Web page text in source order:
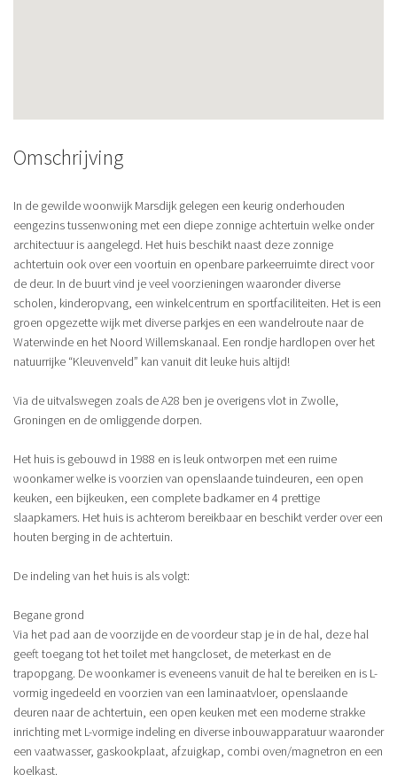
Omschrijving
In de gewilde woonwijk Marsdijk gelegen een keurig onderhouden
eengezins tussenwoning met een diepe zonnige achtertuin welke onder
architectuur is aangelegd. Het huis beschikt naast deze zonnige
achtertuin ook over een voortuin en openbare parkeerruimte direct voor
de deur. In de buurt vind je veel voorzieningen waaronder diverse
scholen, kinderopvang, een winkelcentrum en sportfaciliteiten. Het is een
groen opgezette wijk met diverse parkjes en een wandelroute naar de
Waterwinde en het Noord Willemskanaal. Een rondje hardlopen over het
natuurrijke “Kleuvenveld” kan vanuit dit leuke huis altijd!
Via de uitvalswegen zoals de A28 ben je overigens vlot in Zwolle,
Groningen en de omliggende dorpen.
Het huis is gebouwd in 1988 en is leuk ontworpen met een ruime
woonkamer welke is voorzien van openslaande tuindeuren, een open
keuken, een bijkeuken, een complete badkamer en 4 prettige
slaapkamers. Het huis is achterom bereikbaar en beschikt verder over een
houten berging in de achtertuin.
De indeling van het huis is als volgt:
Begane grond
Via het pad aan de voorzijde en de voordeur stap je in de hal, deze hal
geeft toegang tot het toilet met hangcloset, de meterkast en de
trapopgang. De woonkamer is eveneens vanuit de hal te bereiken en is L-
vormig ingedeeld en voorzien van een laminaatvloer, openslaande
deuren naar de achtertuin, een open keuken met een moderne strakke
inrichting met L-vormige indeling en diverse inbouwapparatuur waaronder
een vaatwasser, gaskookplaat, afzuigkap, combi oven/magnetron en een
koelkast.